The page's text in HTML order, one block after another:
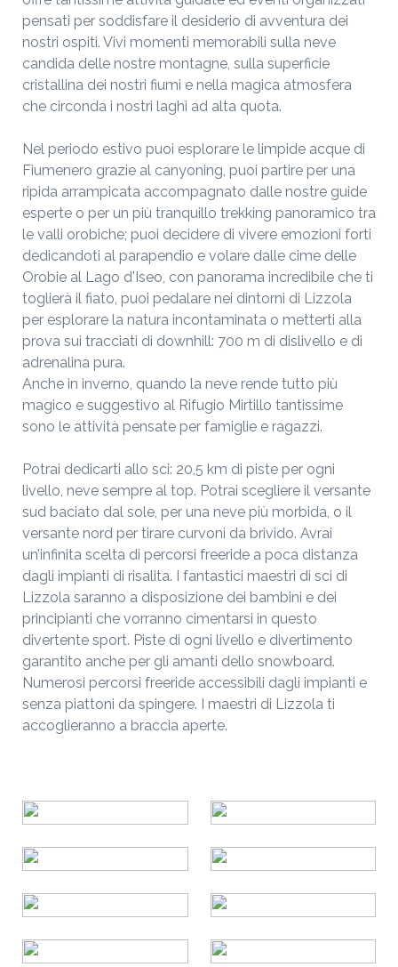
pensati per soddisfare il desiderio di avventura dei
nostri ospiti. Vivi momenti memorabili sulla neve
candida delle nostre montagne, sulla superficie
cristallina dei nostri fiumi e nella magica atmosfera
che circonda i nostri laghi ad alta quota.
Nel periodo estivo puoi esplorare le limpide acque di
Fiumenero grazie al canyoning, puoi partire per una
ripida arrampicata accompagnato dalle nostre guide
esperte o per un più tranquillo trekking panoramico tra
le valli orobiche; puoi decidere di vivere emozioni forti
dedicandoti al parapendio e volare dalle cime delle
Orobie al Lago d'Iseo, con panorama incredibile che ti
toglierà il fiato, puoi pedalare nei dintorni di Lizzola
per esplorare la natura incontaminata o metterti alla
prova sui tracciati di downhill: 700 m di dislivello e di
adrenalina pura.
Anche in inverno, quando la neve rende tutto più
magico e suggestivo al Rifugio Mirtillo tantissime
sono le attività pensate per famiglie e ragazzi.
Potrai dedicarti allo sci: 20,5 km di piste per ogni
livello, neve sempre al top. Potrai scegliere il versante
sud baciato dal sole, per una neve più morbida, o il
versante nord per tirare curvoni da brivido. Avrai
un’infinita scelta di percorsi freeride a poca distanza
dagli impianti di risalita. I fantastici maestri di sci di
Lizzola saranno a disposizione dei bambini e dei
principianti che vorranno cimentarsi in questo
divertente sport. Piste di ogni livello e divertimento
garantito anche per gli amanti dello snowboard.
Numerosi percorsi freeride accessibili dagli impianti e
senza piattoni da spingere. I maestri di Lizzola ti
accoglieranno a braccia aperte.